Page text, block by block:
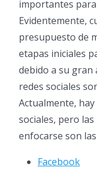
importantes
Evidentemente,
presupuesto de
etapas iniciales
debido a su gran
redes sociales
Actualmente,
sociales, pero
enfocarse son
Facebook